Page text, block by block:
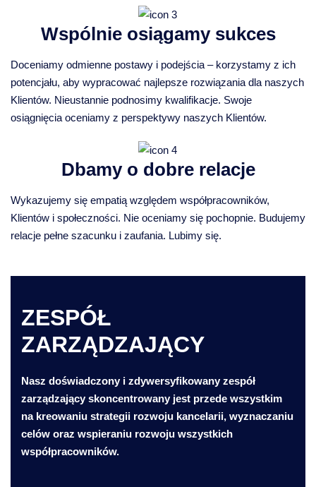
Wspólnie osiągamy sukces
Doceniamy odmienne postawy i podejścia – korzystamy z ich
potencjału, aby wypracować najlepsze rozwiązania dla naszych
Klientów. Nieustannie podnosimy kwalifikacje. Swoje
osiągnięcia oceniamy z perspektywy naszych Klientów.
Dbamy o dobre relacje
Wykazujemy się empatią względem współpracowników,
Klientów i społeczności. Nie oceniamy się pochopnie. Budujemy
relacje pełne szacunku i zaufania. Lubimy się.
ZESPÓŁ
ZARZĄDZAJĄCY
Nasz doświadczony i zdywersyfikowany zespół
zarządzający skoncentrowany jest przede wszystkim
na kreowaniu strategii rozwoju kancelarii, wyznaczaniu
celów oraz wspieraniu rozwoju wszystkich
współpracowników.